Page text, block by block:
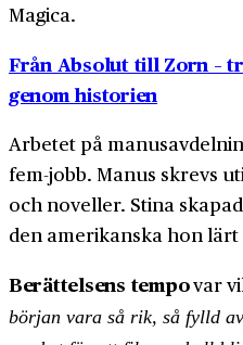
Magica.
Från Absolut till Zorn –
genom historien
Arbetet på
fem-jobb. Manus skrevs
och noveller. Stina
den amerikanska hon lärt
Berättelsens tempovar
början vara så rik, så fylld